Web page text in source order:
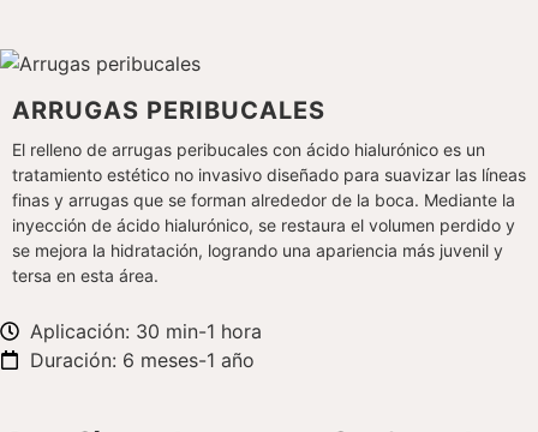
ARRUGAS PERIBUCALES
El relleno de arrugas peribucales con ácido hialurónico es un
tratamiento estético no invasivo diseñado para suavizar las líneas
finas y arrugas que se forman alrededor de la boca. Mediante la
inyección de ácido hialurónico, se restaura el volumen perdido y
se mejora la hidratación, logrando una apariencia más juvenil y
tersa en esta área.
Aplicación: 30 min-1 hora
Duración: 6 meses-1 año